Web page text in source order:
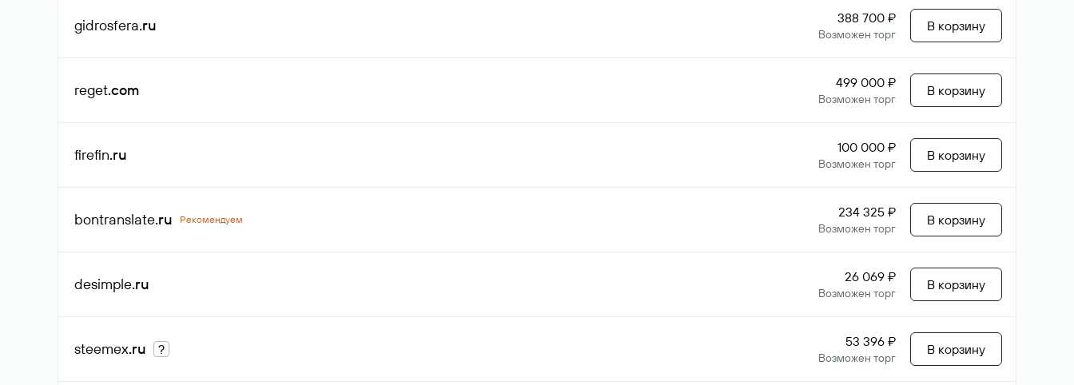
gidrosfera.ru 388 700 ₽
Возможен торг
В корзину
reget.com 499 000 ₽
Возможен торг
В корзину
firefin.ru 100 000 ₽
Возможен торг
В корзину
bontranslate.ru Рекомендуем 234 325 ₽
Возможен торг
В корзину
desimple.ru 26 069 ₽
Возможен торг
В корзину
steemex.ru ? 53 396 ₽
Возможен торг
В корзину